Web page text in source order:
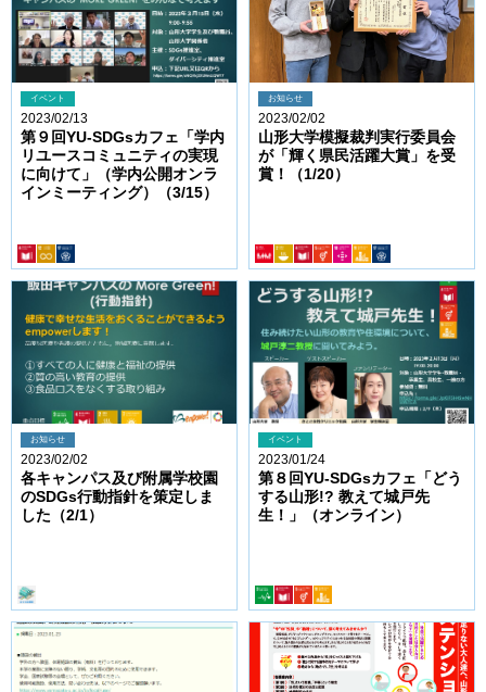
イベント
2023/02/13
第９回YU-SDGsカフェ「学内
リユースコミュニティの実現
に向けて」（学内公開オンラ
インミーティング）（3/15）
お知らせ
2023/02/02
山形大学模擬裁判実行委員会
が「輝く県民活躍大賞」を受
賞！（1/20）
お知らせ
2023/02/02
各キャンパス及び附属学校園
のSDGs行動指針を策定しま
した（2/1）
イベント
2023/01/24
第８回YU-SDGsカフェ「どう
する山形!? 教えて城戸先
生！」（オンライン）